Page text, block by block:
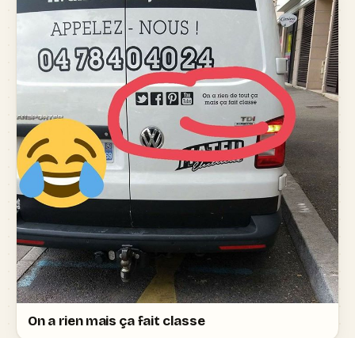
On a rien mais ça fait classe